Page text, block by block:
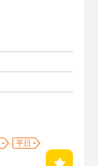
平日